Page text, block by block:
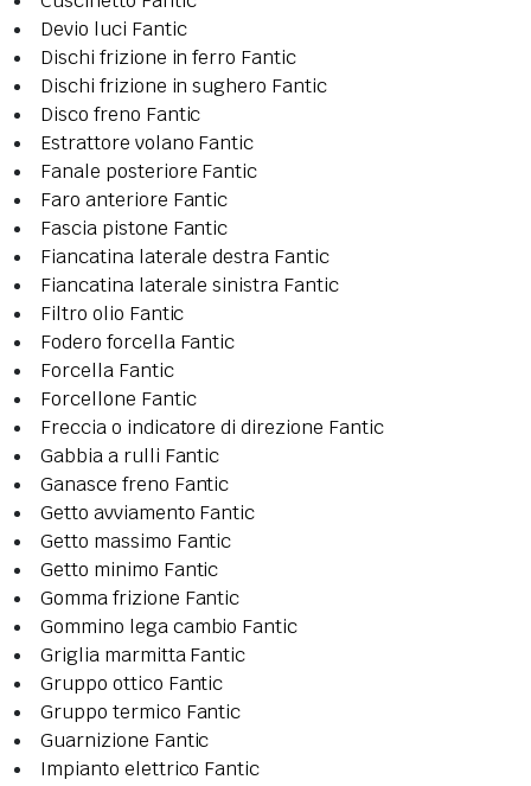
Devio luci Fantic
Dischi frizione in ferro Fantic
Dischi frizione in sughero Fantic
Disco freno Fantic
Estrattore volano Fantic
Fanale posteriore Fantic
Faro anteriore Fantic
Fascia pistone Fantic
Fiancatina laterale destra Fantic
Fiancatina laterale sinistra Fantic
Filtro olio Fantic
Fodero forcella Fantic
Forcella Fantic
Forcellone Fantic
Freccia o indicatore di direzione Fantic
Gabbia a rulli Fantic
Ganasce freno Fantic
Getto avviamento Fantic
Getto massimo Fantic
Getto minimo Fantic
Gomma frizione Fantic
Gommino lega cambio Fantic
Griglia marmitta Fantic
Gruppo ottico Fantic
Gruppo termico Fantic
Guarnizione Fantic
Impianto elettrico Fantic